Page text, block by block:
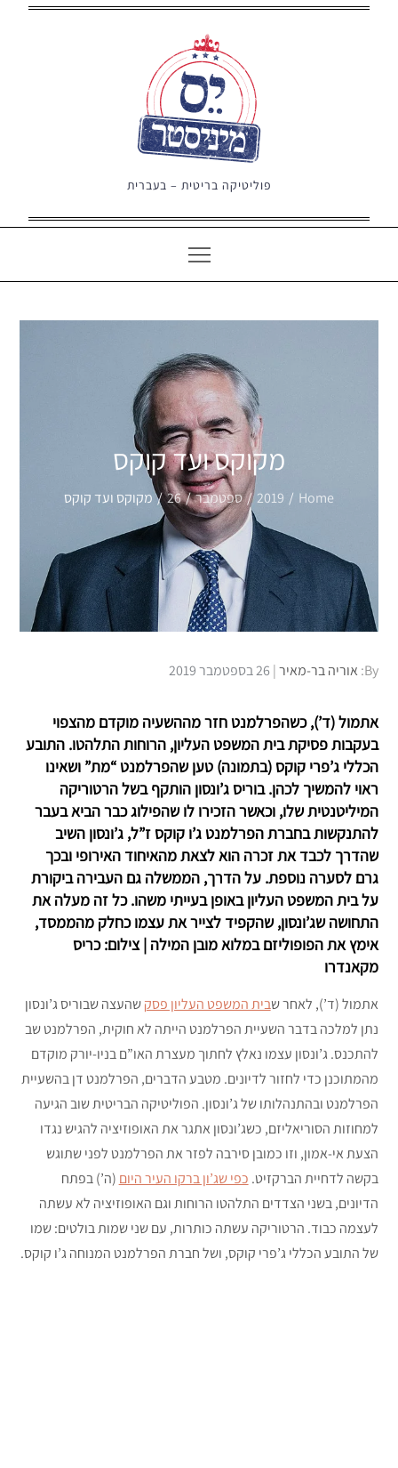
פוליטיקה בריטית – בעברית
מקוקס ועד קוקס
Home
2019 ספטמבר 26 מקוקס ועד קוקס
By: אוריה בר-מאיר Posted
26 בספטמבר 2019
אתמול (ד’), כשהפרלמנט חזר מההשעיה מוקדם מהצפוי
בעקבות פסיקת בית המשפט העליון, הרוחות התלהטו. התובע
הכללי ג’פרי קוקס (בתמונה) טען שהפרלמנט “מת” ושאינו
ראוי להמשיך לכהן. בוריס ג’ונסון הותקף בשל הרטוריקה
המיליטנטית שלו, וכאשר הזכירו לו שהפילוג כבר הביא בעבר
להתנקשות בחברת הפרלמנט ג’ו קוקס ז”ל, ג’ונסון השיב
שהדרך לכבד את זכרה הוא לצאת מהאיחוד האירופי ובכך
גרם לסערה נוספת. על הדרך, הממשלה גם העבירה ביקורת
על בית המשפט העליון באופן בעייתי משהו. כל זה מעלה את
התחושה שג’ונסון, שהקפיד לצייר את עצמו כחלק מהממסד,
אימץ את הפופוליזם במלוא מובן המילה | צילום: כריס
מקאנדרו
אתמול (ד’), לאחר שבית המשפט העליון פסקשהעצה שבוריס ג’ונסון
נתן למלכה בדבר השעיית הפרלמנט הייתה לא חוקית, הפרלמנט שב
להתכנס. ג’ונסון עצמו נאלץ לחתוך מעצרת האו”ם בניו-יורק מוקדם
מהמתוכנן כדי לחזור לדיונים. מטבע הדברים, הפרלמנט דן בהשעיית
הפרלמנט ובהתנהלותו של ג’ונסון. הפוליטיקה הבריטית שוב הגיעה
למחוזות הסוריאליזם, כשג’ונסון אתגר את האופוזיציה להגיש נגדו
הצעת אי-אמון, וזו כמובן סירבה לפזר את הפרלמנט לפני שתוגש
בקשה לדחיית הברקזיט. כפי שג’ון ברקו העיר היום (ה’) בפתח
הדיונים, בשני הצדדים התלהטו הרוחות וגם האופוזיציה לא עשתה
לעצמה כבוד. הרטוריקה עשתה כותרות, עם שני שמות בולטים: שמו
של התובע הכללי ג’פרי קוקס, ושל חברת הפרלמנט המנוחה ג’ו קוקס.